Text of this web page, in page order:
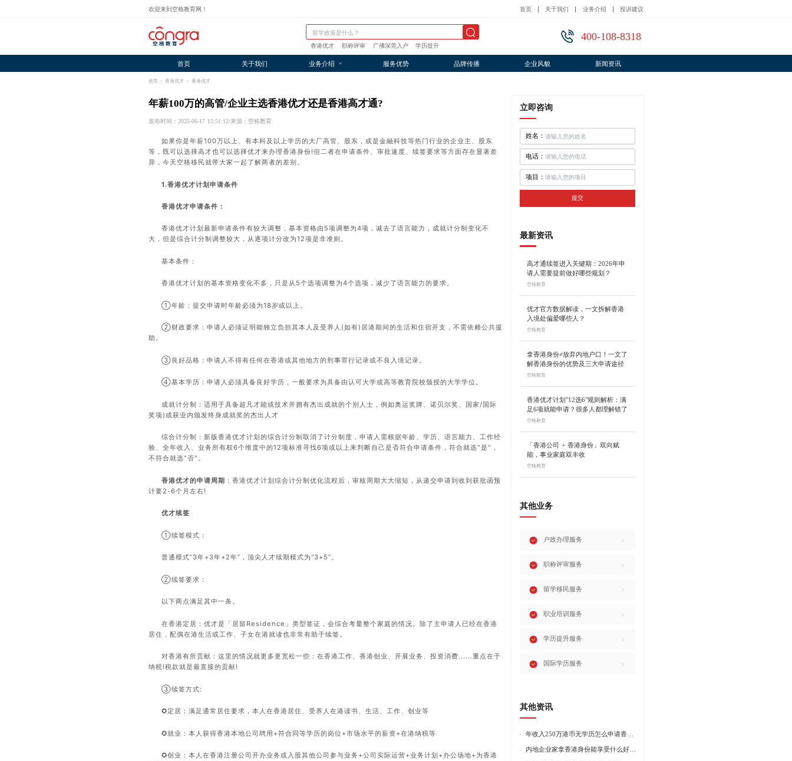
欢迎来到空格教育网！ 首页 关于我们 业务介绍 投诉建议
香港优才 职称评审 广佛深莞入户 学历提升
400-108-8318
首页 关于我们 业务介绍 服务优势 品牌传播 企业风貌 新闻资讯
首页 > 香港优才 > 香港优才
年薪100万的高管/企业主选香港优才还是香港高才通?
发布时间：2025-06-17 15:51:12/来源：空格教育
如果你是年薪100万以上、有本科及以上学历的大厂高管、股东，或是金融科技等热门行业的企业主、股东
等，既可以选择高才也可以选择优才来办理香港身份!但二者在申请条件、审批速度、续签要求等方面存在显著差
异，今天空格移民就带大家一起了解两者的差别。
1.香港优才计划申请条件
香港优才申请条件：
香港优才计划最新申请条件有较大调整，基本资格由5项调整为4项，减去了语言能力，成就计分制变化不
大，但是综合计分制调整较大，从逐项计分改为12项是非准则。
基本条件：
香港优才计划的基本资格变化不多，只是从5个选项调整为4个选项，减少了语言能力的要求。
①年龄：提交申请时年龄必须为18岁或以上。
②财政要求：申请人必须证明能独立负担其本人及受养人(如有)居港期间的生活和住宿开支，不需依赖公共援
助。
③良好品格：申请人不得有任何在香港或其他地方的刑事罪行记录或不良入境记录。
④基本学历：申请人必须具备良好学历，一般要求为具备由认可大学或高等教育院校颁授的大学学位。
成就计分制：适用于具备超凡才能或技术并拥有杰出成就的个别人士，例如奥运奖牌、诺贝尔奖、国家/国际
奖项)或获业内颁发终身成就奖的杰出人才
综合计分制：新版香港优才计划的综合计分制取消了计分制度，申请人需根据年龄、学历、语言能力、工作经
验、全年收入、业务所有权6个维度中的12项标准寻找6项或以上来判断自己是否符合申请条件，符合就选"是"，
不符合就选"否"。
香港优才的申请周期 ：香港优才计划综合计分制优化流程后，审核周期大大缩短，从递交申请到收到获批函预
计要2-6个月左右!
优才续签
①续签模式：
普通模式“3年+3年+2年”，顶尖人才续期模式为“3+5”。
②续签要求：
以下两点满足其中一条。
在香港定居：优才是「居留Residence」类型签证，会综合考量整个家庭的情况。除了主申请人已经在香港
居住，配偶在港生活或工作、子女在港就读也非常有助于续签。
对香港有所贡献：这里的情况就更多更宽松一些：在香港工作、香港创业、开展业务、投资消费......重点在于
纳税!税款就是最直接的贡献!
③续签方式:
✪定居：满足通常居住要求，本人在香港居住、受养人在港读书、生活、工作、创业等
✪就业：本人获得香港本地公司聘用+符合同等学历的岗位+市场水平的薪资+在港纳税等
✪创业：本人在香港注册公司开办业务或入股其他公司参与业务+公司实际运营+业务计划+办公场地+为香港
立即咨询
姓名：
电话：
项目：
提交
最新资讯
高才通续签进入关键期：2026年申
请人需要提前做好哪些规划？
空格教育
优才官方数据解读，一文拆解香港
入境处偏爱哪些人？
空格教育
拿香港身份≠放弃内地户口！一文了
解香港身份的优势及三大申请途径
空格教育
香港优才计划"12选6"规则解析：满
足6项就能申请？很多人都理解错了
空格教育
「香港公司 + 香港身份」双向赋
能，事业家庭双丰收
空格教育
其他业务
户政办理服务
职称评审服务
留学移民服务
职业培训服务
学历提升服务
国际学历服务
其他资讯
内地企业家拿香港身份能享受什么好处?哪种申请途径更适合企业家?